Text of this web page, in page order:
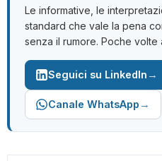
Le informative, le
standard che vale la pena
senza il rumore. Poche volte
Seguici su LinkedIn →
Canale WhatsApp →